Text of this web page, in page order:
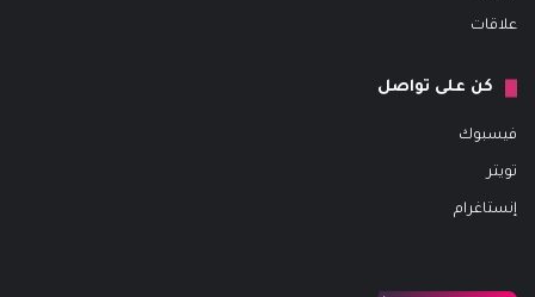
علاقات
كن على تواصل
فيسبوك
تويتر
إنستاغرام